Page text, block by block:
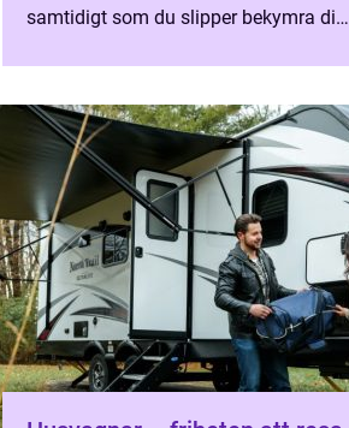
samtidigt som du slipper bekymra dig